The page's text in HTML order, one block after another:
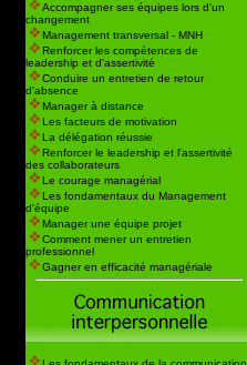
Accompagner ses équipes lors d'un
changement
Management transversal - MNH
Renforcer les compétences de
leadership et d'assertivité
Conduire un entretien de retour
d'absence
Manager à distance
Les facteurs de motivation
La délégation réussie
Renforcer le leadership et l'assertivité
des collaborateurs
Le courage managérial
Les fondamentaux du Management
d'équipe
Manager une équipe projet
Comment mener un entretien
professionnel
Gagner en efficacité managériale